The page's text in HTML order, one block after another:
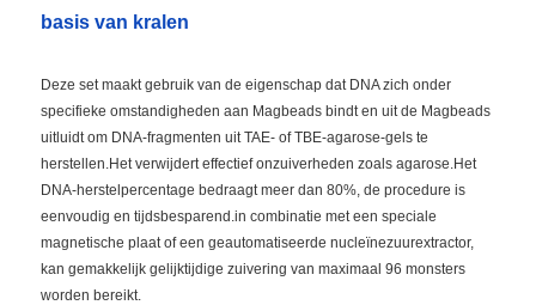
basis van kralen
Deze set maakt gebruik van de eigenschap dat DNA zich onder
specifieke omstandigheden aan Magbeads bindt en uit de Magbeads
uitluidt om DNA-fragmenten uit TAE- of TBE-agarose-gels te
herstellen.Het verwijdert effectief onzuiverheden zoals agarose.Het
DNA-herstelpercentage bedraagt meer dan 80%, de procedure is
eenvoudig en tijdsbesparend.in combinatie met een speciale
magnetische plaat of een geautomatiseerde nucleïnezuurextractor,
kan gemakkelijk gelijktijdige zuivering van maximaal 96 monsters
worden bereikt.